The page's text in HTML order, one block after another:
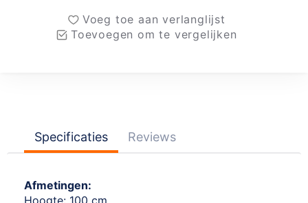
Voeg toe aan verlanglijst
Toevoegen om te vergelijken
Specificaties Reviews
Afmetingen: